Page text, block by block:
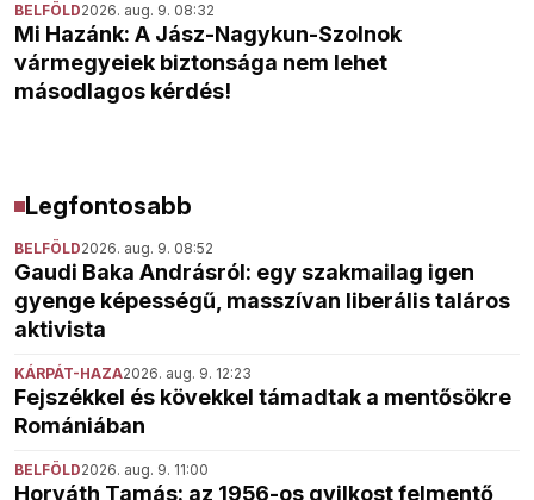
BELFÖLD2026. aug. 9. 08:32
Mi Hazánk: A Jász-Nagykun-Szolnok
vármegyeiek biztonsága nem lehet
másodlagos kérdés!
Legfontosabb
BELFÖLD2026. aug. 9. 08:52
Gaudi Baka Andrásról: egy szakmailag igen
gyenge képességű, masszívan liberális taláros
aktivista
KÁRPÁT-HAZA2026. aug. 9. 12:23
Fejszékkel és kövekkel támadtak a mentősökre
Romániában
BELFÖLD2026. aug. 9. 11:00
Horváth Tamás: az 1956-os gyilkost felmentő,